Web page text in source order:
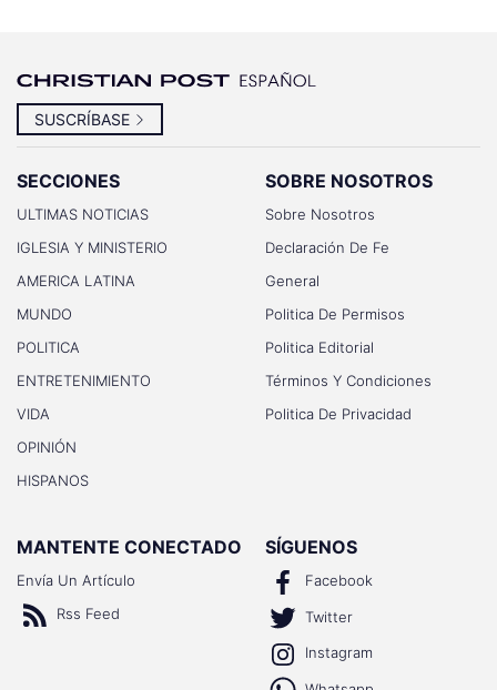
SUSCRÍBASE
SECCIONES
ULTIMAS NOTICIAS
IGLESIA Y MINISTERIO
AMERICA LATINA
MUNDO
POLITICA
ENTRETENIMIENTO
VIDA
OPINIÓN
HISPANOS
SOBRE NOSOTROS
Sobre Nosotros
Declaración De Fe
General
Politica De Permisos
Politica Editorial
Términos Y Condiciones
Politica De Privacidad
MANTENTE CONECTADO
Envía Un Artículo
Rss Feed
SÍGUENOS
Facebook
Twitter
Instagram